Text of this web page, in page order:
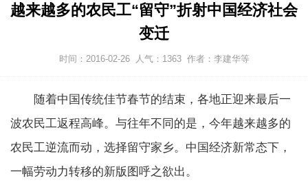
越来越多的农民工“留守”折射中国经济社会
变迁
时间：2016-02-26 人气： 1363 作者：李建华等
随着中国传统佳节春节的结束，各地正迎来最后一
波农民工返程高峰。与往年不同的是，今年越来越多的
农民工逆流而动，选择留守家乡。中国经济新常态下，
一幅劳动力转移的新版图呼之欲出。